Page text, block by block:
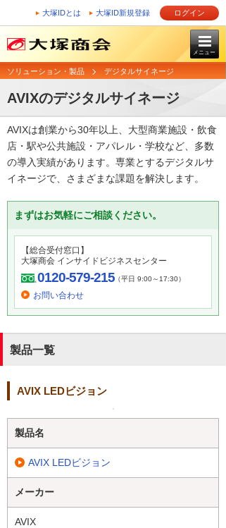
大塚IDとは 大塚ID新規登録 ログイン
メニュー
ソリューション・製品 デジタルサイネージ
AVIXのデジタルサイネージ
AVIXは創業から30年以上、大型商業施設・飲食
店・駅や公共施設・アパレル・学校など、多数
の導入実績があります。専業とするデジタルサ
イネージで、さまざまな課題を解決します。
まずはお気軽にご相談ください。
【総合受付窓口】
大塚商会 インサイドビジネスセンター
0120-579-215（平日 9:00～17:30）
お問い合わせ
製品一覧
AVIX LEDビジョン
製品名
AVIX LEDビジョン
メーカー
AVIX